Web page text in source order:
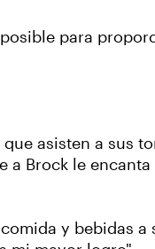
para
asisten a sus
Brock le
y bebidas a